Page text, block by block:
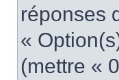
réponses
«
(mettre «